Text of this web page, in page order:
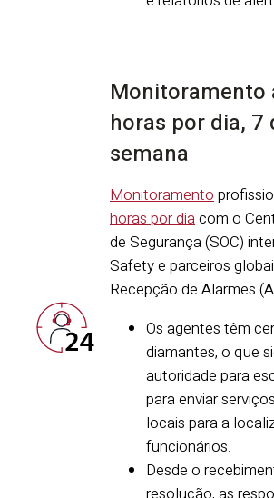
Monitoramento
horas por dia, 7
semana
Monitoramento
horas por diacom o
de Segurança (SOC)
Safety e parceiros
Recepção de Alarmes
Os agentes têm
diamantes, o que
autoridade para
para enviar
locais para a
funcionários.
Desde o